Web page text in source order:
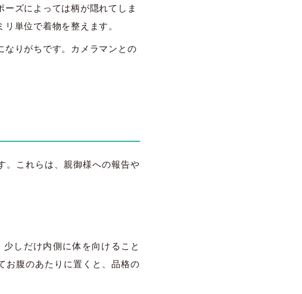
ズによっては柄が隠れてしま
単位で着物を整えます。
なりがちです。カメラマンとの
。これらは、親御様への報告や
しだけ内側に体を向けること
お腹のあたりに置くと、品格の